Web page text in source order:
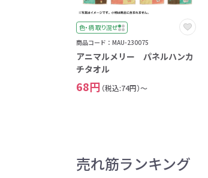
色・柄 取り混ぜ
商品コード：MAU-230075
アニマルメリー パネルハンカ
チタオル
68円 （税込:74円）～
売れ筋ランキング